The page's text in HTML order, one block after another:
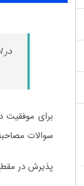
در
برای موفقیت
سوالات
پذیرش در